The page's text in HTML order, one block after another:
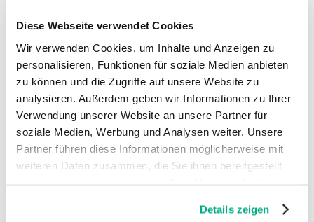
Diese Webseite verwendet Cookies
Wir verwenden Cookies, um Inhalte und Anzeigen zu
personalisieren, Funktionen für soziale Medien anbieten
zu können und die Zugriffe auf unsere Website zu
analysieren. Außerdem geben wir Informationen zu Ihrer
Verwendung unserer Website an unsere Partner für
soziale Medien, Werbung und Analysen weiter. Unsere
Partner führen diese Informationen möglicherweise mit
weiteren Daten zusammen, die Sie ihnen bereitgestellt
Cookies, wenn Sie unsere Webseite weiterhin nutzen.
Details zeigen